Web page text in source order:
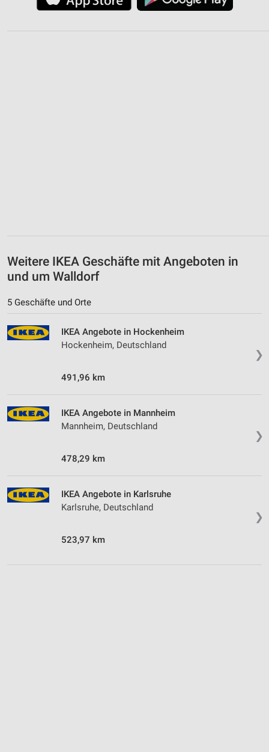
Weitere IKEA Geschäfte mit Angeboten in
und um Walldorf
5 Geschäfte und Orte
❯
IKEA Angebote in Hockenheim
Hockenheim, Deutschland
491,96 km
❯
IKEA Angebote in Mannheim
Mannheim, Deutschland
478,29 km
❯
IKEA Angebote in Karlsruhe
Karlsruhe, Deutschland
523,97 km